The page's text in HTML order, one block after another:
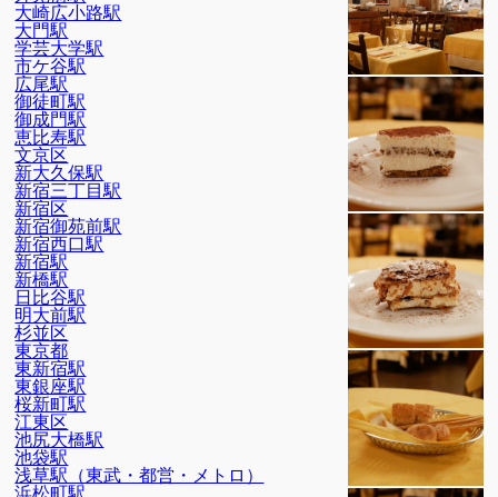
大崎広小路駅
大門駅
学芸大学駅
市ケ谷駅
広尾駅
御徒町駅
御成門駅
恵比寿駅
文京区
新大久保駅
新宿三丁目駅
新宿区
新宿御苑前駅
新宿西口駅
新宿駅
新橋駅
日比谷駅
明大前駅
杉並区
東京都
東新宿駅
東銀座駅
桜新町駅
江東区
池尻大橋駅
池袋駅
浅草駅（東武・都営・メトロ）